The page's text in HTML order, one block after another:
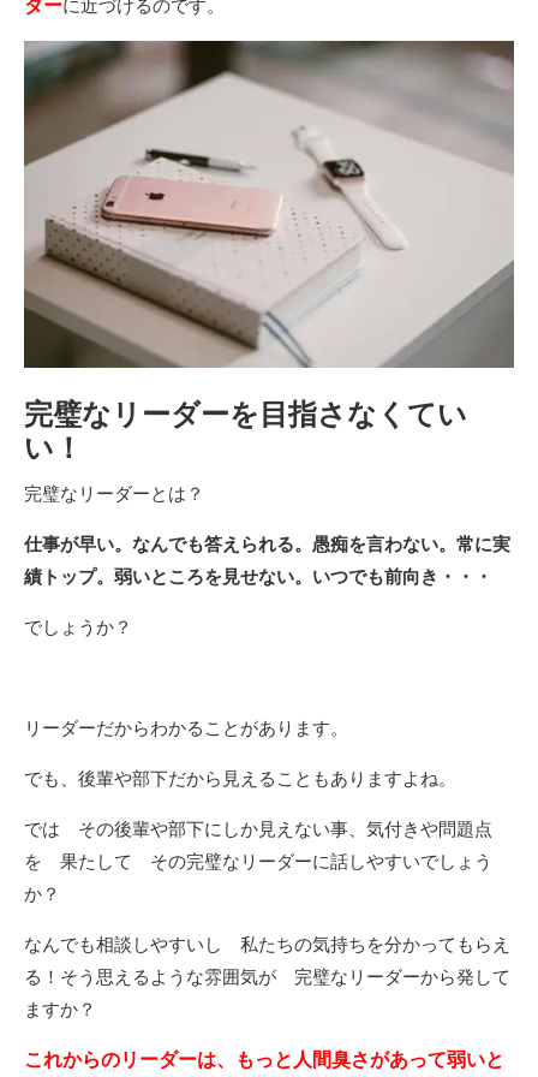
ダーに近づけるのです。
完璧なリーダーを目指さなくてい
い！
完璧なリーダーとは？
仕事が早い。なんでも答えられる。愚痴を言わない。常に実
績トップ。弱いところを見せない。いつでも前向き・・・
でしょうか？
リーダーだからわかることがあります。
でも、後輩や部下だから見えることもありますよね。
では その後輩や部下にしか見えない事、気付きや問題点
を 果たして その完璧なリーダーに話しやすいでしょう
か？
なんでも相談しやすいし 私たちの気持ちを分かってもらえ
る！そう思えるような雰囲気が 完璧なリーダーから発して
ますか？
これからのリーダーは、もっと人間臭さがあって弱いと